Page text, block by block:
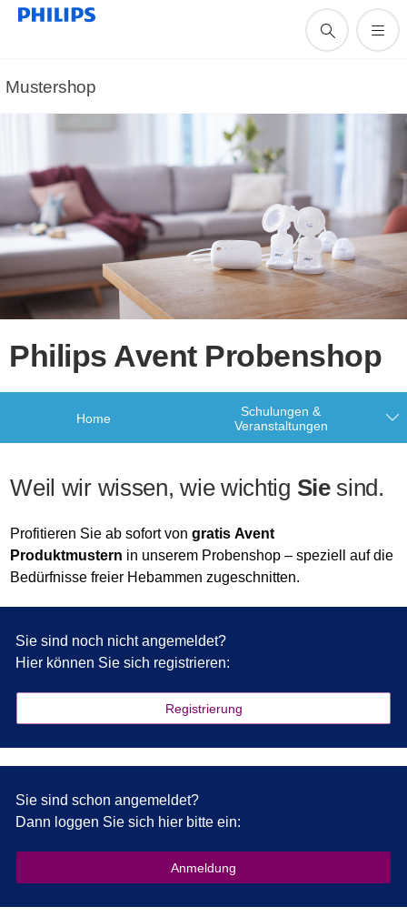
Mustershop
Philips Avent Probenshop
Home
Schulungen &
Veranstaltungen
Weil wir wissen, wie wichtig Siesind.
Profitieren Sie ab sofort vongratis Avent
Produktmustern in unserem Probenshop – speziell auf die
Bedürfnisse freier Hebammen zugeschnitten.
Sie sind noch nicht angemeldet?
Hier können Sie sich registrieren:
Registrierung
Sie sind schon angemeldet?
Dann loggen Sie sich hier bitte ein:
Anmeldung